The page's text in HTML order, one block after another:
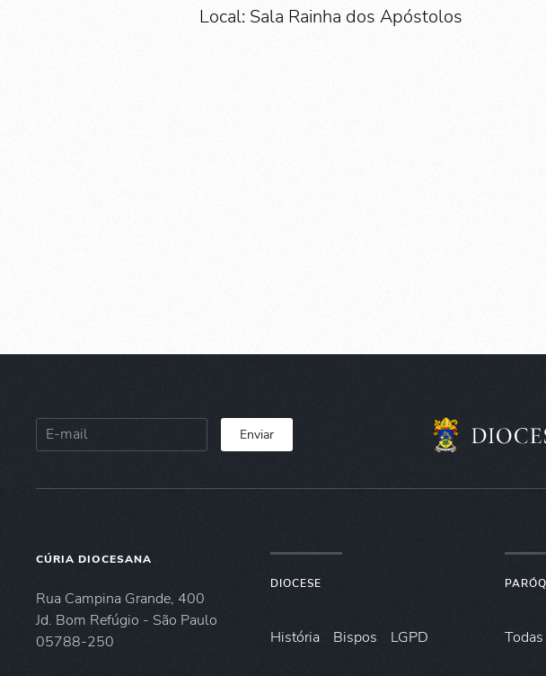
Local: Sala Rainha dos Apóstolos
Enviar
CÚRIA DIOCESANA
Rua Campina Grande, 400
Jd. Bom Refúgio - São Paulo
05788-250
DIOCESE
História Bispos LGPD